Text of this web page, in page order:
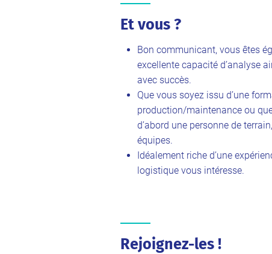
Et vous ?
Bon communicant, vous êtes
excellente capacité d’analyse
avec succès.
Que vous soyez issu d’une
production/maintenance ou
d’abord une personne de
équipes.
Idéalement riche d’une
logistique vous intéresse.
Rejoignez-les !